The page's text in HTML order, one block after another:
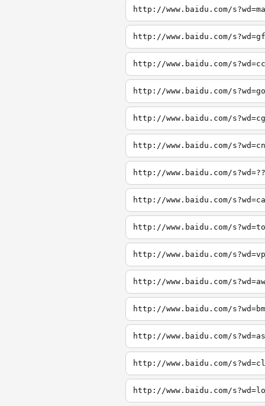
http://www.baidu.com/
http://www.baidu.com/
http://www.baidu.com/
http://www.baidu.com/
http://www.baidu.com/
http://www.baidu.com/
http://www.baidu.com/
http://www.baidu.com/
http://www.baidu.com/
http://www.baidu.com/
http://www.baidu.com/
http://www.baidu.com/
http://www.baidu.com/
http://www.baidu.com/
http://www.baidu.com/